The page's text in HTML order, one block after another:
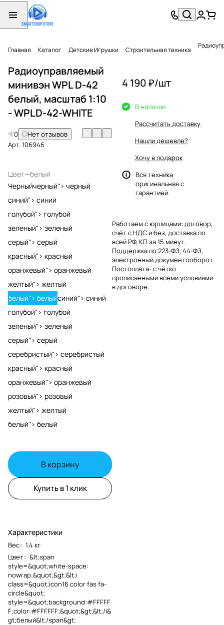
Главная Каталог Детские Игрушки Строительная техника
Радиоуправляемый
минивэн WPL D-42
белый, масштаб 1:10
- WPLD-42-WHITE
0
Нет отзывов
Арт.106946
Цвет—белый
Черныйчерный"> черный
синий"> синий
голубой"> голубой
зеленый"> зеленый
серый"> серый
красный"> красный
оранжевый"> оранжевый
желтый"> желтый
белый"> белыйсиний"> синий
голубой"> голубой
зеленый"> зеленый
серый"> серый
серебристый"> серебристый
красный"> красный
оранжевый"> оранжевый
розовый"> розовый
желтый"> желтый
белый"> белый
В корзину
Купить в 1 клик
Характеристики
Вес: 1.4 кг
Цвет: &lt;span
style=&quot;white-space:
nowrap;&quot;&gt;&lt;i
class=&quot;icon16 color fas fa-
circle&quot;
style=&quot;background:#FFFFF
F;color:#FFFFFF;&quot;&gt;&lt;/i&
gt;белый&lt;/span&gt;
4 190 ₽/шт
В наличии
Рассчитать доставку
Нашли дешевле?
Хочу в подарок
Вся техника
оригинальная с
гарантией.
Работаем с юрлицами: договор,
счёт с НДС и без, доставка по
всей РФ, КП за 15 минут.
Поддержка по 223-ФЗ, 44-ФЗ,
электронный документооборот.
Постоплата- с чётко
прописанными всеми условиями
в договоре.